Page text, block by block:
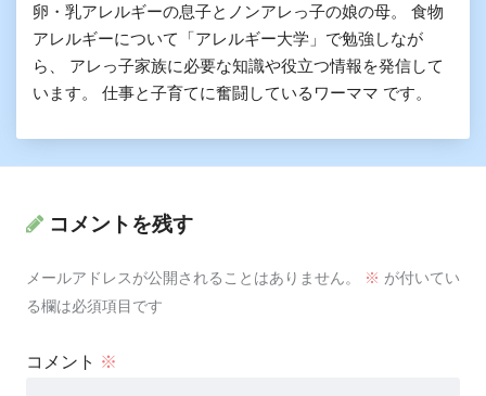
卵・乳アレルギーの息子とノンアレっ子の娘の母。 食物
アレルギーについて「アレルギー大学」で勉強しなが
ら、 アレっ子家族に必要な知識や役立つ情報を発信して
います。 仕事と子育てに奮闘しているワーママ です。
コメントを残す
メールアドレスが公開されることはありません。 ※ が付いてい
る欄は必須項目です
コメント ※